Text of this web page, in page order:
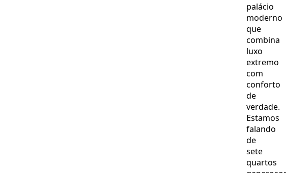
palácio
moderno
que
combina
luxo
extremo
com
conforto
de
verdade.
Estamos
falando
de
sete
quartos